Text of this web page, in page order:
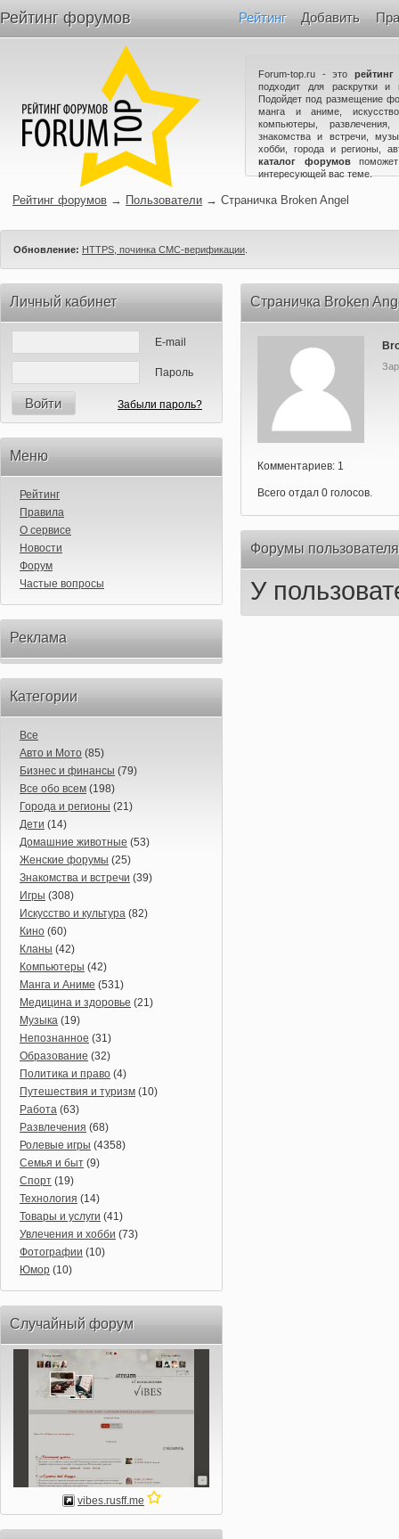
Рейтинг форумов Рейтинг Добавить
Forum-top.ru - это
подходит для раскрутки и
Подойдет под размещение
манга и аниме,
компьютеры,
знакомства и встречи,
хобби, города и регионы,
каталог форумов
интересующей вас теме.
Рейтинг форумов → Пользователи → Страничка Broken Angel
Обновление: HTTPS, починка СМС-верификации
Личный кабинет
E-mail
Пароль
Войти Забыли пароль?
Меню
Рейтинг
Правила
О сервисе
Новости
Форум
Частые вопросы
Реклама
Категории
Все
Авто и Мото (85)
Бизнес и финансы (79)
Все обо всем (198)
Города и регионы (21)
Дети (14)
Домашние животные (53)
Женские форумы (25)
Знакомства и встречи (39)
Игры (308)
Искусство и культура (82)
Кино (60)
Кланы (42)
Компьютеры (42)
Манга и Аниме (531)
Медицина и здоровье (21)
Музыка (19)
Непознанное (31)
Образование (32)
Политика и право (4)
Путешествия и туризм (10)
Работа (63)
Развлечения (68)
Ролевые игры (4358)
Семья и быт (9)
Спорт (19)
Технология (14)
Товары и услуги (41)
Увлечения и хобби (73)
Фотографии (10)
Юмор (10)
Случайный форум
vibes.rusff.me
Страничка Broken
Комментариев: 1
Всего отдал 0 голосов.
Форумы пользователя
У